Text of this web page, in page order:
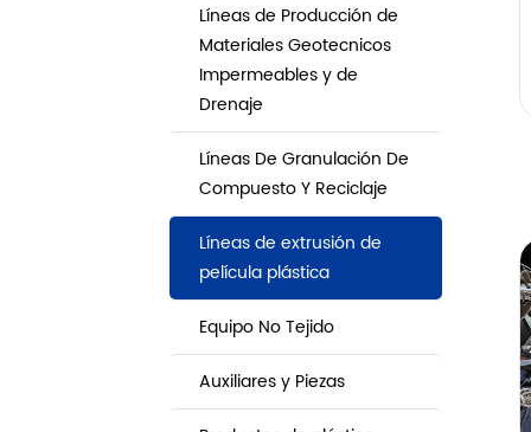
Líneas de Producción de
Materiales Geotecnicos
Impermeables y de
Drenaje
Líneas De Granulación De
Compuesto Y Reciclaje
Líneas de extrusión de
película plástica
Equipo No Tejido
Auxiliares y Piezas